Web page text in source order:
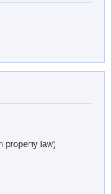
property law)